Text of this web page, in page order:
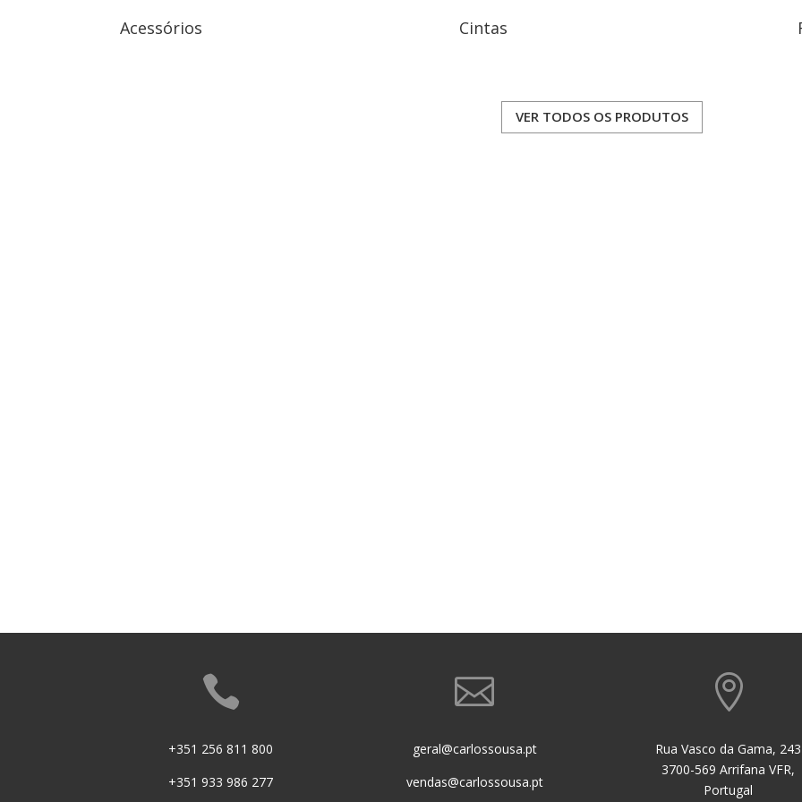
Acessórios Cintas
VER TODOS OS PRODUTOS

+351 256 811 800
+351 933 986 277

geral@carlossousa.pt
vendas@carlossousa.pt

Rua Vasco da Gama, 243
3700-569 Arrifana VFR,
Portugal